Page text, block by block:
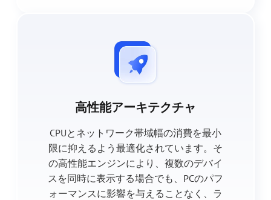
高性能アーキテクチャ
CPUとネットワーク帯域幅の消費を最小
限に抑えるよう最適化されています。そ
の高性能エンジンにより、複数のデバイ
スを同時に表示する場合でも、PCのパフ
ォーマンスに影響を与えることなく、ラ